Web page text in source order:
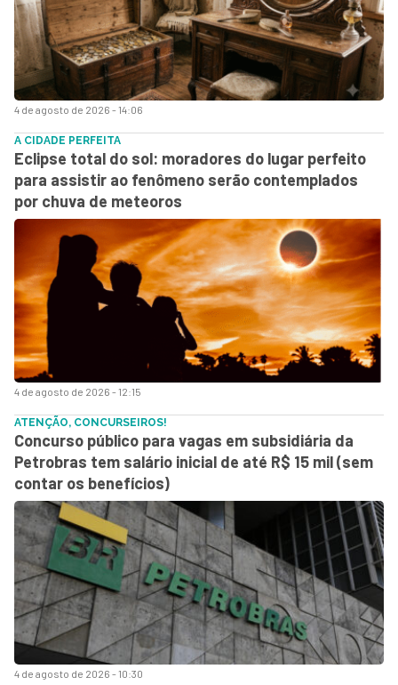
4 de agosto de 2026 - 14:06
4 de agosto de 2026 - 12:15
A CIDADE PERFEITA
Eclipse total do sol: moradores do lugar perfeito
para assistir ao fenômeno serão contemplados
por chuva de meteoros
4 de agosto de 2026 - 10:30
ATENÇÃO, CONCURSEIROS!
Concurso público para vagas em subsidiária da
Petrobras tem salário inicial de até R$ 15 mil (sem
contar os benefícios)